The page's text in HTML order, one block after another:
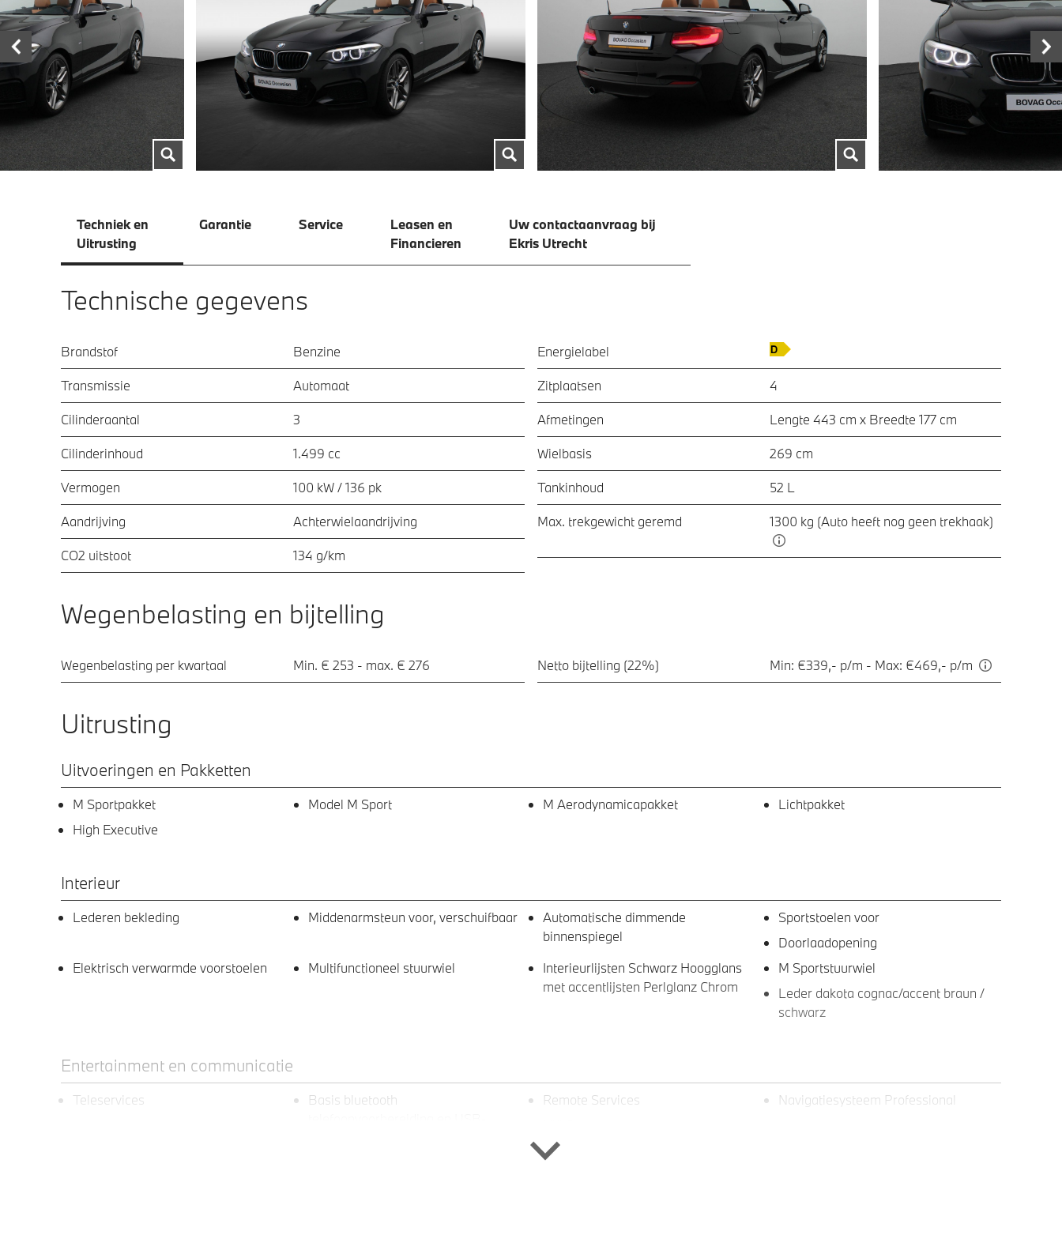
Techniek en
Uitrusting
Garantie Service
Leasen en
Financieren
Uw contactaanvraag bij
Ekris Utrecht
Technische gegevens
Brandstof Benzine
Transmissie Automaat
Cilinderaantal 3
Cilinderinhoud 1.499 cc
Vermogen 100 kW / 136 pk
Aandrijving Achterwielaandrijving
CO2 uitstoot 134 g/km
Energielabel
Zitplaatsen 4
Afmetingen Lengte 443 cm x Breedte 177 cm
Wielbasis 269 cm
Tankinhoud 52 L
Max. trekgewicht geremd 1300 kg (Auto heeft nog geen trekhaak)
Wegenbelasting en bijtelling
Wegenbelasting per kwartaal Min. € 253 - max. € 276 Netto bijtelling (22%) Min: €339,- p/m - Max: €469,- p/m
Uitrusting
Uitvoeringen en Pakketten
M Sportpakket Model M Sport M Aerodynamicapakket
Lichtpakket
High Executive
Interieur
Lederen bekleding Middenarmsteun voor, verschuifbaar
Automatische dimmende
binnenspiegel
Sportstoelen voor
Doorlaadopening
Elektrisch verwarmde voorstoelen
Multifunctioneel stuurwiel
Interieurlijsten Schwarz Hoogglans
met accentlijsten Perlglanz Chrom
M Sportstuurwiel
Leder dakota cognac/accent braun /
schwarz
Entertainment en communicatie
Teleservices
Basis bluetooth
Remote Services
Navigatiesysteem Professional